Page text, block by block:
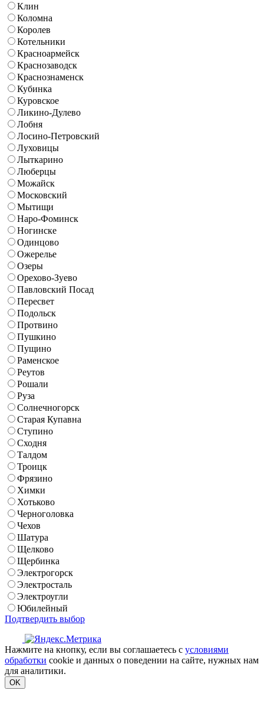
Клин
Коломна
Королев
Котельники
Красноармейск
Краснозаводск
Краснознаменск
Кубинка
Куровское
Ликино-Дулево
Лобня
Лосино-Петровский
Луховицы
Лыткарино
Люберцы
Можайск
Московский
Мытищи
Наро-Фоминск
Ногинске
Одинцово
Ожерелье
Озеры
Орехово-Зуево
Павловский Посад
Пересвет
Подольск
Протвино
Пушкино
Пущино
Раменское
Реутов
Рошали
Руза
Солнечногорск
Старая Купавна
Ступино
Сходня
Талдом
Троицк
Фрязино
Химки
Хотьково
Черноголовка
Чехов
Шатура
Щелково
Щербинка
Электрогорск
Электросталь
Электроугли
Юбилейный
Подтвердить выбор
Нажмите на кнопку, если вы соглашаетесь с условиями
обработки cookie и данных о поведении на сайте, нужных нам
для аналитики.
OK